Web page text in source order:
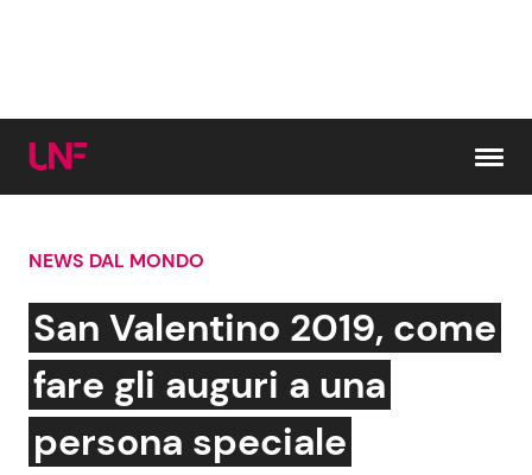
Cerca:
News e Cronaca
Attualità Italiana
Gossip e TV
Bellezze VIP
NEWS DAL MONDO
San Valentino 2019, come
fare gli auguri a una
persona speciale